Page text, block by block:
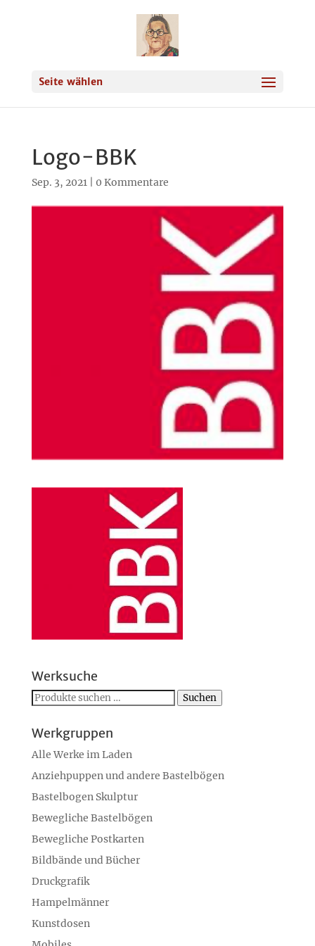
Seite wählen
Logo-BBK
Sep. 3, 2021| 0 Kommentare
Werksuche
Suchen
Suchen
Werkgruppen
Alle Werke im Laden
Anziehpuppen und andere Bastelbögen
Bastelbogen Skulptur
Bewegliche Bastelbögen
Bewegliche Postkarten
Bildbände und Bücher
Druckgrafik
Hampelmänner
Kunstdosen